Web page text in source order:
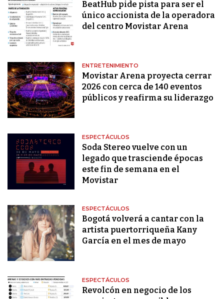
BeatHub pide pista para ser el
único accionista de la operadora
del centro Movistar Arena
ENTRETENIMIENTO
Movistar Arena proyecta cerrar
2026 con cerca de 140 eventos
públicos y reafirma su liderazgo
ESPECTÁCULOS
Soda Stereo vuelve con un
legado que trasciende épocas
este fin de semana en el
Movistar
ESPECTÁCULOS
Bogotá volverá a cantar con la
artista puertorriqueña Kany
García en el mes de mayo
ESPECTÁCULOS
Revolcón en negocio de los